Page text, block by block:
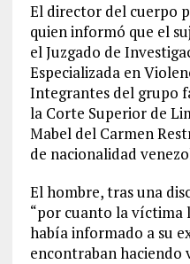
El director del cuerpo
quien informó que el
el Juzgado de
Especializada en
Integrantes del grupo
la Corte Superior de
Mabel del Carmen
de nacionalidad
El hombre, tras una
“por cuanto la víctima
había informado a su
encontraban haciendo